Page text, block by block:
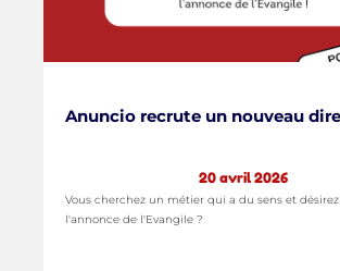
Anuncio recrute un nouveau
20 avril 2026
Vous cherchez un métier qui a du sens et
l'annonce de l'Evangile ?